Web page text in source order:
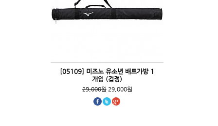
[05109] 미즈노 유소년 배트가방 1
개입 (검정)
29,000원29,000원